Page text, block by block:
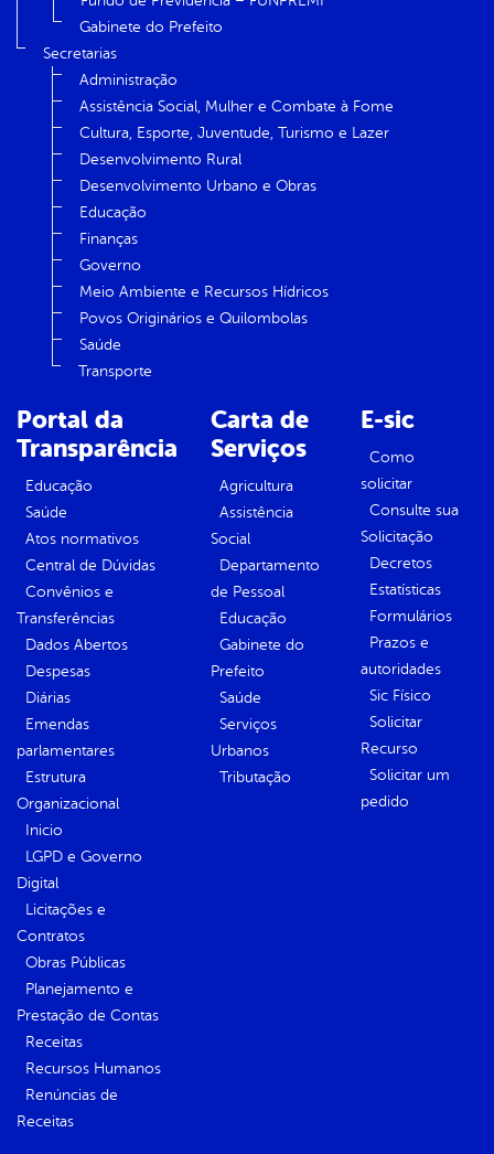
Gabinete do Prefeito
Secretarias
Administração
Assistência Social, Mulher e Combate à Fome
Cultura, Esporte, Juventude, Turismo e Lazer
Desenvolvimento Rural
Desenvolvimento Urbano e Obras
Educação
Finanças
Governo
Meio Ambiente e Recursos Hídricos
Povos Originários e Quilombolas
Saúde
Transporte
Portal da
Transparência
Educação
Saúde
Atos normativos
Central de Dúvidas
Convênios e
Transferências
Dados Abertos
Despesas
Diárias
Emendas
parlamentares
Estrutura
Organizacional
Inicio
LGPD e Governo
Digital
Licitações e
Contratos
Obras Públicas
Planejamento e
Prestação de Contas
Receitas
Recursos Humanos
Renúncias de
Receitas
Carta de
Serviços
Agricultura
Assistência
Social
Departamento
de Pessoal
Educação
Gabinete do
Prefeito
Saúde
Serviços
Urbanos
Tributação
E-sic
Como
solicitar
Consulte sua
Solicitação
Decretos
Estatísticas
Formulários
Prazos e
autoridades
Sic Físico
Solicitar
Recurso
Solicitar um
pedido